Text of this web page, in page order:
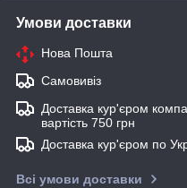
Умови доставки
Нова Пошта
Самовивіз
Доставка кур'єром
вартість 750 грн
Доставка кур'єром по
Всі умови доставки